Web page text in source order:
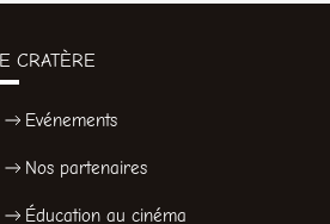
CRATÈRE
Evénements
Nos partenaires
Éducation au cinéma